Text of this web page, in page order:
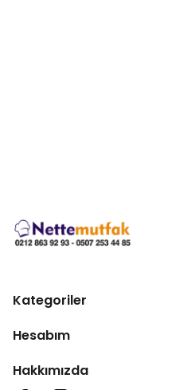
Kategoriler
Hesabım
Hakkımızda